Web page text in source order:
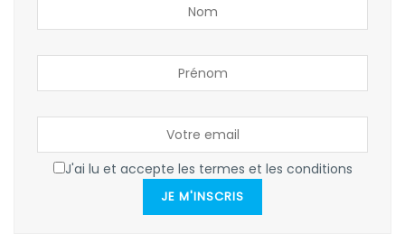
J'ai lu et accepte les termes et les conditions
JE M'INSCRIS